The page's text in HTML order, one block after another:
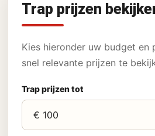
Trap prijzen
Kies hieronder uw budget en
snel relevante prijzen te
Trap prijzen tot